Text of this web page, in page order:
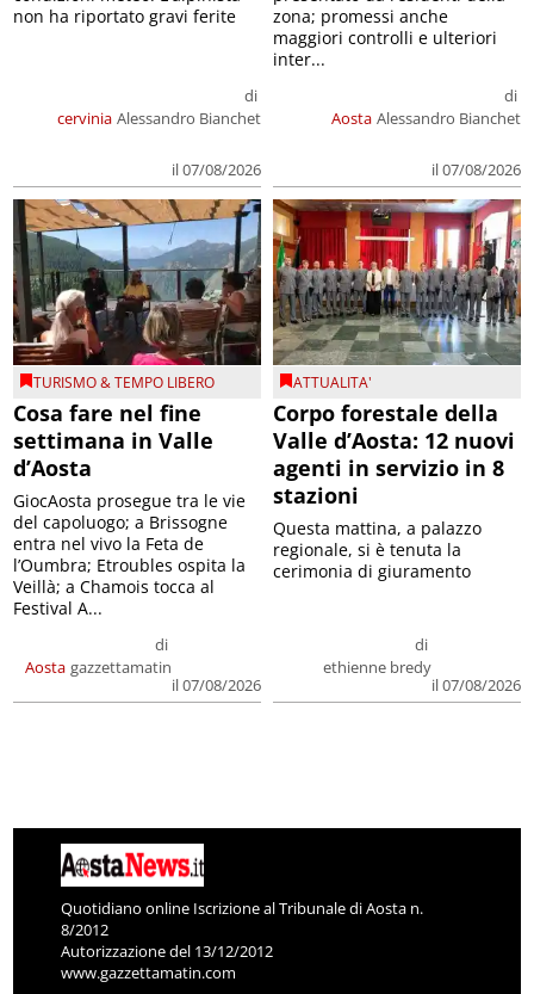
cervinia
di
Alessandro Bianchet
il 07/08/2026
non ha riportato gravi ferite
Aosta
di
Alessandro Bianchet
il 07/08/2026
zona; promessi anche
maggiori controlli e ulteriori
inter...
TURISMO & TEMPO LIBERO
Cosa fare nel fine
settimana in Valle
d’Aosta
Aosta
di
gazzettamatin
il 07/08/2026
GiocAosta prosegue tra le vie
del capoluogo; a Brissogne
entra nel vivo la Feta de
l’Oumbra; Etroubles ospita la
Veillà; a Chamois tocca al
Festival A...
ATTUALITA'
Corpo forestale della
Valle d’Aosta: 12 nuovi
agenti in servizio in 8
stazioni
di
ethienne bredy
il 07/08/2026
Questa mattina, a palazzo
regionale, si è tenuta la
cerimonia di giuramento
Quotidiano online Iscrizione al Tribunale di Aosta n.
8/2012
Autorizzazione del 13/12/2012
www.gazzettamatin.com